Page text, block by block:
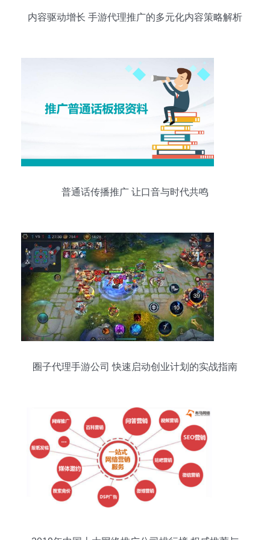
内容驱动增长 手游代理推广的多元化内容策略解析
普通话传播推广 让口音与时代共鸣
圈子代理手游公司 快速启动创业计划的实战指南